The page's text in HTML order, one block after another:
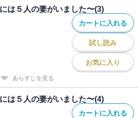
は５人の妻がいました〜(3)
カートに入れる
試し読み
お気に入り
あらすじを見る
は５人の妻がいました〜(4)
カートに入れる